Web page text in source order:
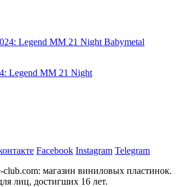
Legend MM 21 Night
Facebook Instagram Telegram
магазин виниловых пластинок.
лиц, достигших 16 лет.